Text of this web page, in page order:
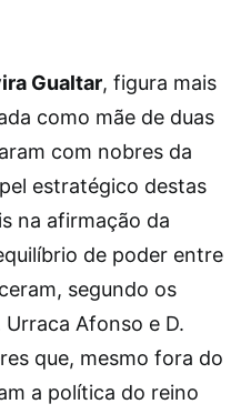
Gualtar, figura mais
como mãe de duas
com nobres da
estratégico destas
na afirmação da
de poder entre
segundo os
Afonso e D.
que, mesmo fora do
a política do reino